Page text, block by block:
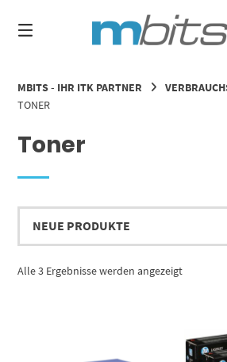
zum
Inhalt
MBITS - IHR ITK PARTNER
TONER
Toner
Alle 3 Ergebnisse werden angezeigtNach